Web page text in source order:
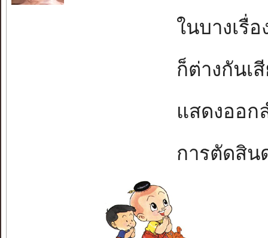
ในบางเรื่
ก็ต่างกันเ
แสดงออก
การตัดสิน